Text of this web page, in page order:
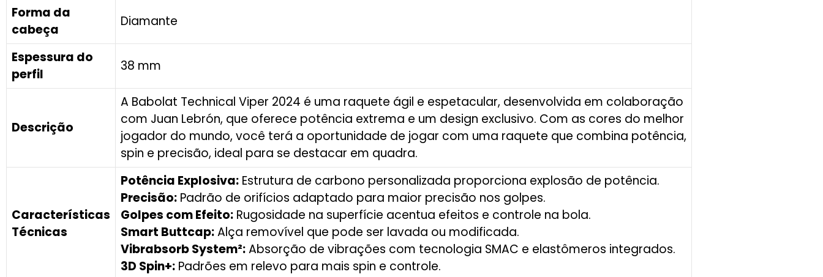
Forma da
cabeça
Diamante
Espessura do
perfil
38 mm
Descrição
A Babolat Technical Viper 2024 é uma raquete ágil e espetacular, desenvolvida em colaboração
com Juan Lebrón, que oferece potência extrema e um design exclusivo. Com as cores do melhor
jogador do mundo, você terá a oportunidade de jogar com uma raquete que combina potência,
spin e precisão, ideal para se destacar em quadra.
Características
Técnicas
Potência Explosiva: Estrutura de carbono personalizada proporciona explosão de potência.
Precisão: Padrão de orifícios adaptado para maior precisão nos golpes.
Golpes com Efeito: Rugosidade na superfície acentua efeitos e controle na bola.
Smart Buttcap:Alça removível que pode ser lavada ou modificada.
Vibrabsorb System²:Absorção de vibrações com tecnologia SMAC e elastômeros integrados.
3D Spin+: Padrões em relevo para mais spin e controle.